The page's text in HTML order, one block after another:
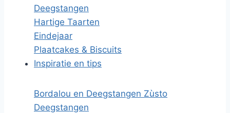
Deegstangen
Hartige Taarten
Eindejaar
Plaatcakes & Biscuits
Inspiratie en tips
Bordalou en Deegstangen Zùsto
Deegstangen